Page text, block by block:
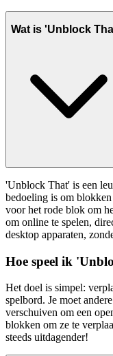
Wat is 'Unblock
'Unblock That' is een
bedoeling is om
voor het rode blok om
om online te spelen,
desktop apparaten,
Hoe speel ik
Het doel is simpel:
spelbord. Je moet
verschuiven om een
blokken om ze te
steeds uitdagender!